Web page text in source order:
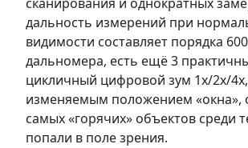
дальность измерений при
видимости составляет порядка
дальномера, есть ещё 3
цикличный цифровой зум 1x/2x/
изменяемым положением «окна»,
самых «горячих» объектов среди
попали в поле зрения.